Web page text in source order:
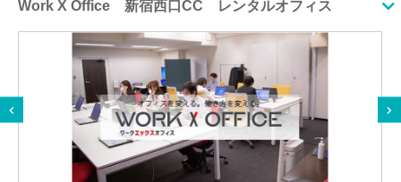
Work X Office 新宿西口CC レンタルオフィス